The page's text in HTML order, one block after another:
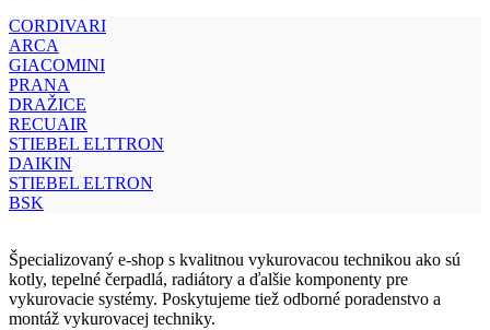
CORDIVARI
ARCA
GIACOMINI
PRANA
DRAŽICE
RECUAIR
STIEBEL ELTTRON
DAIKIN
STIEBEL ELTRON
BSK
Špecializovaný e-shop s kvalitnou vykurovacou technikou ako sú
kotly, tepelné čerpadlá, radiátory a ďalšie komponenty pre
vykurovacie systémy. Poskytujeme tiež odborné poradenstvo a
montáž vykurovacej techniky.